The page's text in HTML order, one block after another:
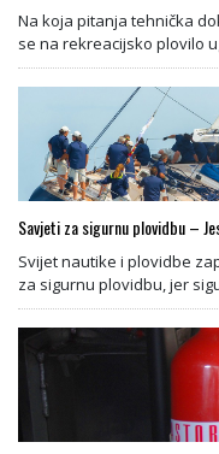
Na koja pitanja tehnička
se na rekreacijsko plovilo
Savjeti za sigurnu plovidbu –
Svijet nautike i plovidbe
za sigurnu plovidbu, jer